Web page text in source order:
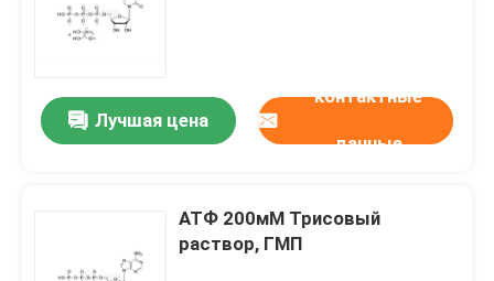
О нас
Проверка качества
Лучшая цена
контактные
данные
АТФ 200мМ Трисовый
раствор, ГМП